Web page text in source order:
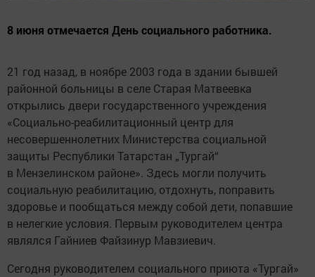
8 июня отмечается День социального работника.
21 год назад, в ноябре 2003 года в здании бывшей
районной больницы в селе Старая Матвеевка
открылись двери государственного учреждения
«Социально-реабилитационный центр для
несовершеннолетних Министерства социальной
защиты Республики Татарстан „Тургай“
в Мензелинском районе». Здесь могли получить
социальную реабилитацию, отдохнуть, поправить
здоровье и пообщаться между собой дети, попавшие
в нелегкие условия. Первым руководителем центра
являлся Гайниев Файзинур Мавзиевич.
Сегодня руководителем социального приюта «Тургай»